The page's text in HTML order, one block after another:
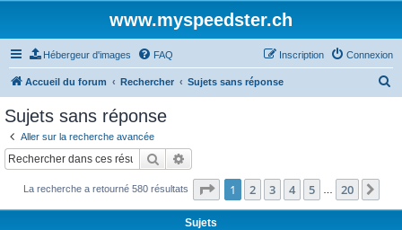
www.myspeedster.ch
Hébergeur d'images FAQ Connexion
Inscription
Accueil du forum Rechercher Sujets sans réponse
c
Sujets sans réponse
Aller sur la recherche avancée
Rechercher
La recherche a retourné 580 résultats Page 1sur20
1 2 3 4 5 20
Sujets